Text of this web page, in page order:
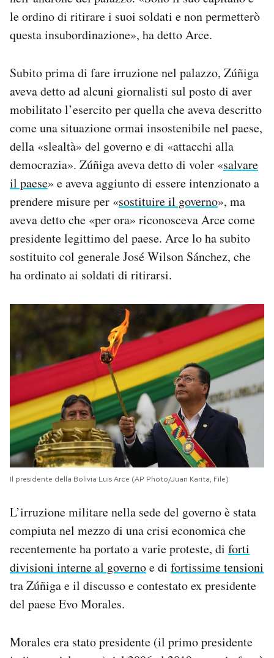
le ordino di ritirare i suoi soldati e non permetterò
questa insubordinazione», ha detto Arce.
Subito prima di fare irruzione nel palazzo, Zúñiga
aveva detto ad alcuni giornalisti sul posto di aver
mobilitato l’esercito per quella che aveva descritto
come una situazione ormai insostenibile nel paese,
della «slealtà» del governo e di «attacchi alla
democrazia». Zúñiga aveva detto di voler «salvare
il paese» e aveva aggiunto di essere intenzionato a
prendere misure per «sostituire il governo», ma
aveva detto che «per ora» riconosceva Arce come
presidente legittimo del paese. Arce lo ha subito
sostituito col generale José Wilson Sánchez, che
ha ordinato ai soldati di ritirarsi.
Il presidente della Bolivia Luis Arce (AP Photo/Juan Karita, File)
L’irruzione militare nella sede del governo è stata
compiuta nel mezzo di una crisi economica che
recentemente ha portato a varie proteste, di forti
divisioni interne al governoe di fortissime tensioni
tra Zúñiga e il discusso e contestato ex presidente
del paese Evo Morales.
Morales era stato presidente (il primo presidente